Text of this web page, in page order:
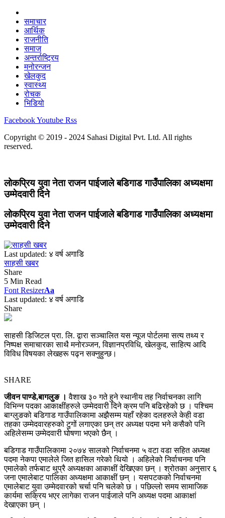
समाचार
आर्थिक
राजनीति
समाज
अन्तर्राष्ट्रिय
मनोरन्जन
खेलकुद
स्वास्थ्य
रोचक
भिडियो
FacebookYoutube Rss
Copyright © 2019 - 2024 Sahasi Digital Pvt. Ltd. All rights
reserved.
लोकप्रिय युवा नेता राजन पाईजाले बडिगाड गाउँपालिका अध्यक्षमा
उम्मेदवारी दिने
लोकप्रिय युवा नेता राजन पाईजाले बडिगाड गाउँपालिका अध्यक्षमा
उम्मेदवारी दिने
Last updated: ४ वर्ष अगाडि
साहसी खबर
Share
5 Min Read
Font ResizerAa
Last updated: ४ वर्ष अगाडि
Share
साहसी डिजिटल प्रा. लि. द्वारा सञ्चालित यस न्यूज पोर्टलमा सत्य तथ्य र
निष्पक्ष समाचारका साथै मनोरञ्जन, विज्ञानप्रविधि, खेलकुद, साहित्य आदि
विविध विषयका लेखहरू पढ्न सक्नुहुन्छ।
SHARE
जीवन पाण्डे,बागलुङ । वैशाख ३० गते हुने स्थानीय तह निर्वाचनका लागि
विभिन्न पदका आकाक्षींहरुले उम्मेदवारी दिने क्रम पनि बढिरहेको छ । पश्चिम
बाग्लुङको बडिगाड गाउँपालिकामा अझैसम्म यहाँ रहेका दलहरुले केही वडा
तहका उम्मेदवारहरुको टुगों लगाएका छन् तर अध्यक्ष पदमा भने कसैको पनि
अहिलेसम्म उम्मेदवारी घोषणा भएको छैन् ।
बडिगाड गाउँपालिकामा २०७४ सालको निर्वाचनमा ५ वटा वडा सहित अध्यक्ष
पदमा नेकपा एमालेले जित हासिल गरेको थियो । अहिलेको निर्वाचनमा पनि
एमालेको तर्फबाट थुप्रै अध्यक्षका आकाक्षीं देखिएका छन् । श्रोतका अनुसार ६
जना एमालेबाट पालिका अध्यक्षमा आकाक्षीं छन् । यसपटकको निर्वाचनमा
एमालेबाट युवा उम्मेदवारको चर्चा पनि चलेको छ । पछिल्लो समय सामाजिक
कार्यमा सक्रिय भएर लागेका राजन पाईजाले पनि अध्यक्ष पदमा आकाक्षां
देखाएका छन् ।